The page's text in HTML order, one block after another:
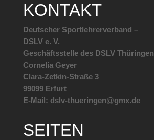
KONTAKT
Deutscher Sportlehrerverband –
DSLV e. V.
Geschäftsstelle des DSLV Thüringen
Cornelia Geyer
Clara-Zetkin-Straße 3
99099 Erfurt
E-Mail: dslv-thueringen@gmx.de
SEITEN